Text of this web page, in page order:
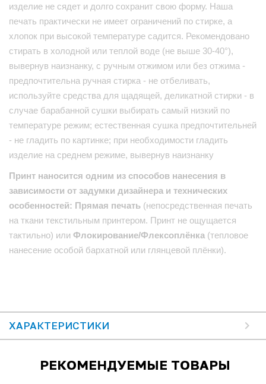
изделие не сядет и долго сохранит свою форму. Наша
печать практически не имеет ограничений по стирке, а
хлопок при высокой температуре садится. Рекомендовано
стирать в холодной или теплой воде (не выше 30-40°),
вывернув наизнанку, с ручным отжимом или без отжима -
предпочтительна ручная стирка - не отбеливать,
используйте средства для щадящей, деликатной стирки - в
случае барабанной сушки выбирать самый низкий по
температуре режим; естественная сушка предпочтительней
- не гладить по картинке; при необходимости гладить
изделие на среднем режиме, вывернув наизнанку
Принт наносится одним из способов нанесения в
зависимости от задумки дизайнера и технических
особенностей: Прямая печать (непосредственная печать
на ткани текстильным принтером. Принт не ощущается
тактильно) или Флокирование/Флексоплёнка (тепловое
нанесение особой бархатной или глянцевой плёнки).
ХАРАКТЕРИСТИКИ
РЕКОМЕНДУЕМЫЕ ТОВАРЫ